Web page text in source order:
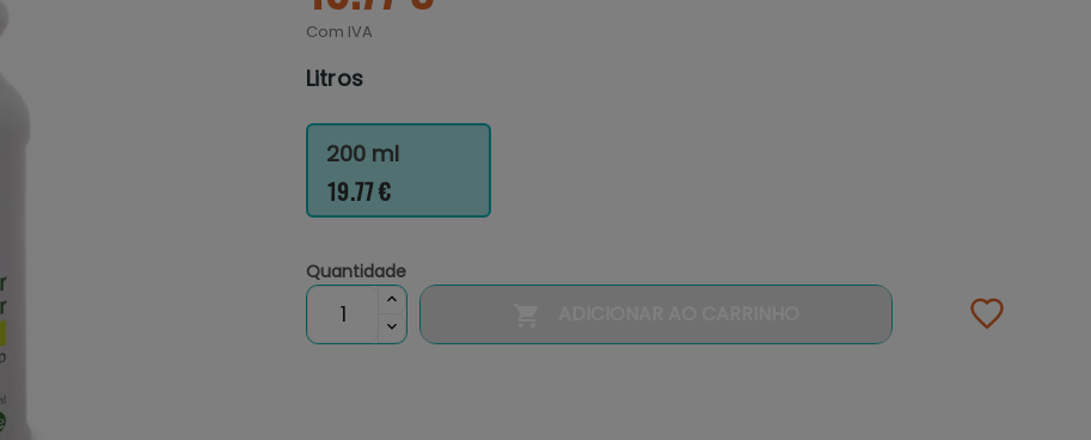
Com IVA
Litros
200 ml
19.77 €
Quantidade